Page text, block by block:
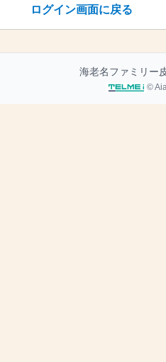
ログイン画面に戻る
海老名ファミリー
©